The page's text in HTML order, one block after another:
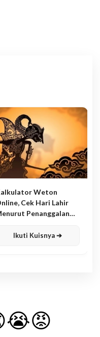
Weton
Cek Hari Lahir
Penanggalan
Ikuti Kuisnya ➔
😭😡